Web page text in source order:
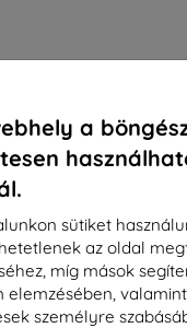
a
sütiket
az oldal
míg mások
elemzésében,
személyre
3750/2A
46701494
SK2023549671